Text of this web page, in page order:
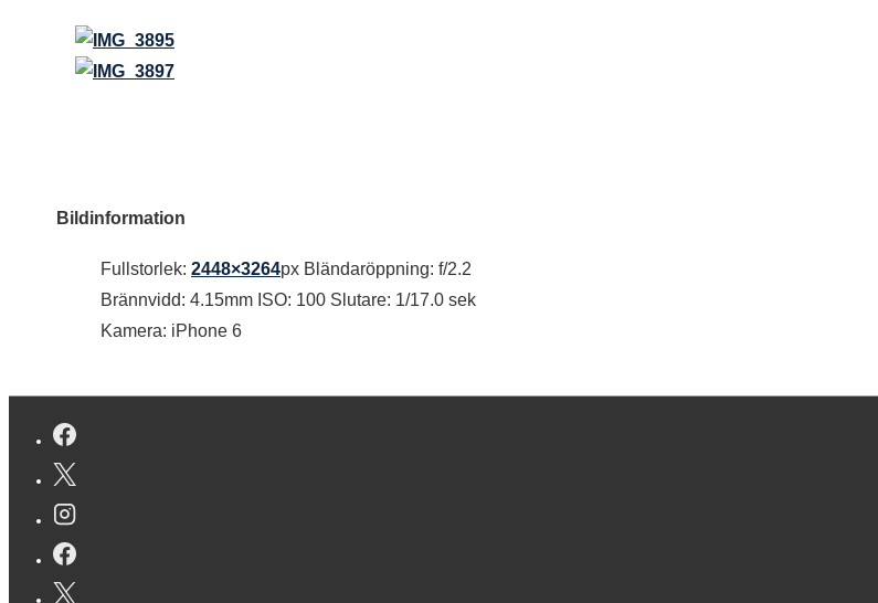
Bildinformation
Fullstorlek: 2448×3264px Bländaröppning: f/2.2
Brännvidd: 4.15mm ISO: 100 Slutare: 1/17.0 sek
Kamera: iPhone 6